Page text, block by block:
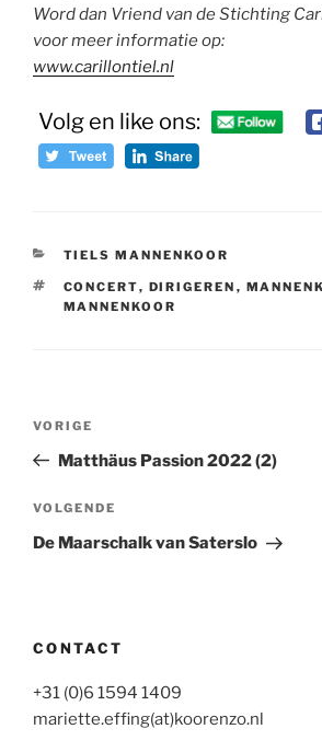
Word dan Vriend van de Stichting
voor meer informatie op:
www.carillontiel.nl
Volg en like ons:
CATEGORIEËN
TIELS MANNENKOOR
TAGS
CONCERT, DIRIGEREN ,
MANNENKOOR
Vorig
bericht
VORIGE
Matthäus Passion 2022 (2)
Volgend
bericht
VOLGENDE
De Maarschalk van Saterslo
CONTACT
+31 (0)6 1594 1409
mariette.effing(at)koorenzo.nl